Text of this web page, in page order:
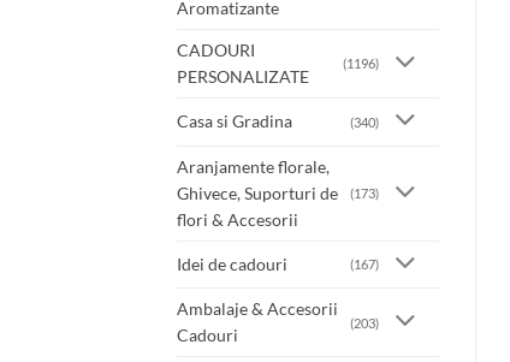
Aromatizante
CADOURI
PERSONALIZATE
(1196)
Casa si Gradina (340)
Aranjamente florale,
Ghivece, Suporturi de
flori & Accesorii
(173)
Idei de cadouri (167)
Ambalaje & Accesorii
Cadouri
(203)